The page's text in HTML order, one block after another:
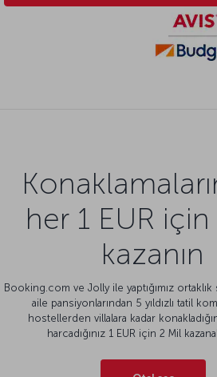
her 1 EUR
kazanın
Booking.com ve Jolly ile yaptığımız
aile pansiyonlarından 5 yıldızlı tatil
hostellerden villalara kadar
harcadığınız 1 EUR için 2 Mil